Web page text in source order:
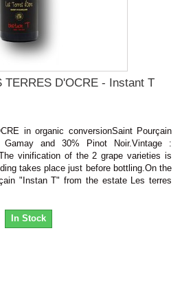
TERRES D'OCRE - Instant T
in organic conversionSaint Pourçain
Gamay and 30% Pinot Noir.Vintage :
vinification of the 2 grape varieties is
takes place just before bottling.On the
"Instan T" from the estate Les terres
In Stock